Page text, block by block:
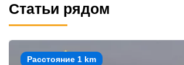
Статьи рядом
Расстояние 1 km